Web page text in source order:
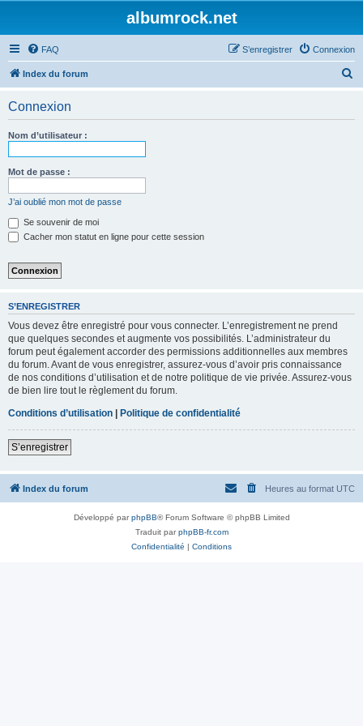
albumrock.net
FAQ Connexion
S’enregistrer
Index du forum
Connexion
Nom d’utilisateur :
Mot de passe :
J’ai oublié mon mot de passe
Se souvenir de moi
Cacher mon statut en ligne pour cette session
S’ENREGISTRER
Vous devez être enregistré pour vous connecter. L’enregistrement ne prend
que quelques secondes et augmente vos possibilités. L’administrateur du
forum peut également accorder des permissions additionnelles aux membres
du forum. Avant de vous enregistrer, assurez-vous d’avoir pris connaissance
de nos conditions d’utilisation et de notre politique de vie privée. Assurez-vous
de bien lire tout le règlement du forum.
Conditions d’utilisation | Politique de confidentialité
S’enregistrer
Index du forum Heures au format UTC
Développé parphpBB® Forum Software © phpBB Limited
Traduit parphpBB-fr.com
Confidentialité | Conditions